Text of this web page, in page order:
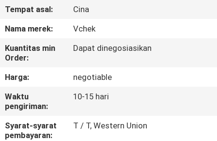
TENTANG
KAMI
TUR
PABRIK
KONTROL
KUALITAS
Tempat asal:
Cina
Nama merek:
Vchek
Kuantitas min
Order:
Dapat dinegosiasikan
Harga:
negotiable
Waktu
pengiriman:
10-15 hari
Syarat-syarat
pembayaran:
T / T, Western Union